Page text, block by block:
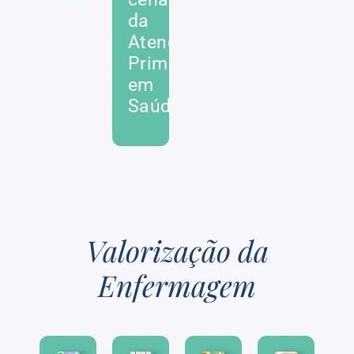
da
Atenção
Primária
em
Saúde
Valorização da
Enfermagem